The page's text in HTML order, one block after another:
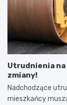
Utrudnienia
zmiany!
Nadchodzące
mieszkańcy